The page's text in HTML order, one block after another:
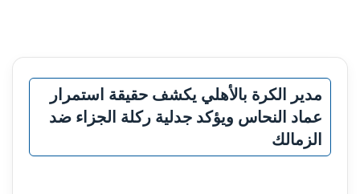
مدير الكرة بالأهلي يكشف حقيقة استمرار
عماد النحاس ويؤكد جدلية ركلة الجزاء ضد
الزمالك